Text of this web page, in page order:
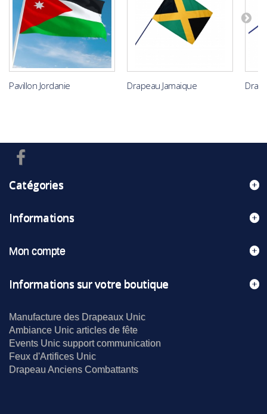
Pavillon Jordanie Drapeau Jamaique
Catégories
Informations
Mon compte
Informations sur votre boutique
Manufacture des Drapeaux Unic
Ambiance Unic articles de fête
Events Unic support communication
Feux d'Artifices Unic
Drapeau Anciens Combattants